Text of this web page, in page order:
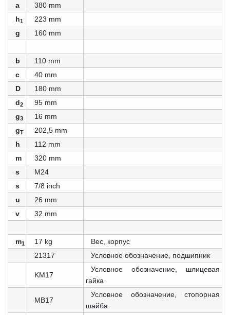
a
380 mm
h1
223 mm
g
160 mm
b
110 mm
c
40 mm
D
180 mm
d2
95 mm
g3
16 mm
gT
202,5 mm
h
112 mm
m
320 mm
s
M24
s
7/8 inch
u
26 mm
v
32 mm
m1 17 kg
Вес, корпус
21317
Условное обозначение, подшипник
KM17
Условное обозначение, шлицевая
гайка
MB17
Условное обозначение, стопорная
шайба